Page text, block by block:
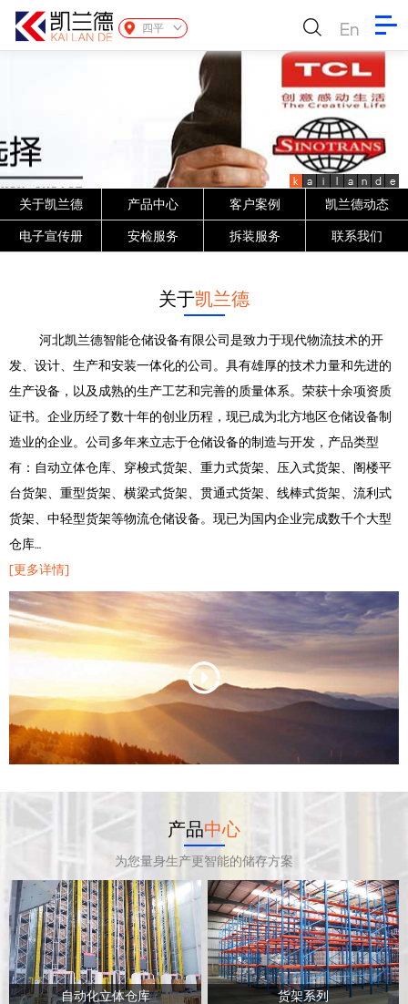
四平 En
k a i l a n d e
关于凯兰德 产品中心 客户案例 凯兰德动态
电子宣传册 安检服务 拆装服务 联系我们
关于凯兰德
河北凯兰德智能仓储设备有限公司是致力于现代物流技术的开
发、设计、生产和安装一体化的公司。具有雄厚的技术力量和先进的
生产设备，以及成熟的生产工艺和完善的质量体系。荣获十余项资质
证书。企业历经了数十年的创业历程，现已成为北方地区仓储设备制
造业的企业。公司多年来立志于仓储设备的制造与开发，产品类型
有：自动立体仓库、穿梭式货架、重力式货架、压入式货架、阁楼平
台货架、重型货架、横梁式货架、贯通式货架、线棒式货架、流利式
货架、中轻型货架等物流仓储设备。现已为国内企业完成数千个大型
仓库…
[更多详情]
产品中心
为您量身生产更智能的储存方案
自动化立体仓库 货架系列